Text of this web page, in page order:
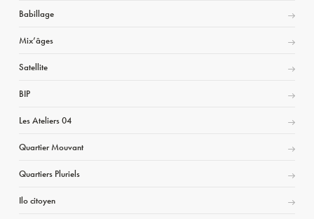
Babillage
Mix’âges
Satellite
BIP
Les Ateliers 04
Quartier Mouvant
Quartiers Pluriels
Ilo citoyen